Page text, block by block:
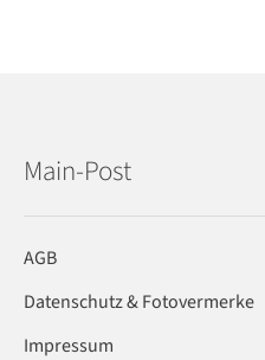
Main-Post
AGB
Datenschutz & Fotovermerke
Impressum